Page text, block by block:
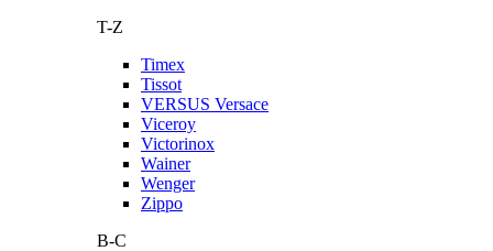
T-Z
Timex
Tissot
VERSUS Versace
Viceroy
Victorinox
Wainer
Wenger
Zippo
В-С